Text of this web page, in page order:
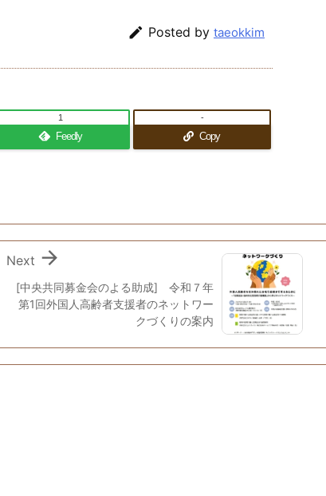
 Posted by taeokkim
Feedly
1
Copy
-
[中央共同募金会のよる助成] 令和７年
第1回外国人高齢者支援者のネットワー
クづくりの案内

Next